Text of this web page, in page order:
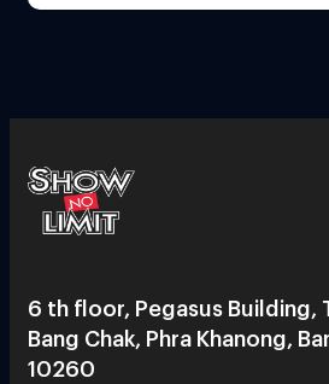
6 th floor, Pegasus Building,
Bang Chak, Phra Khanong,
10260